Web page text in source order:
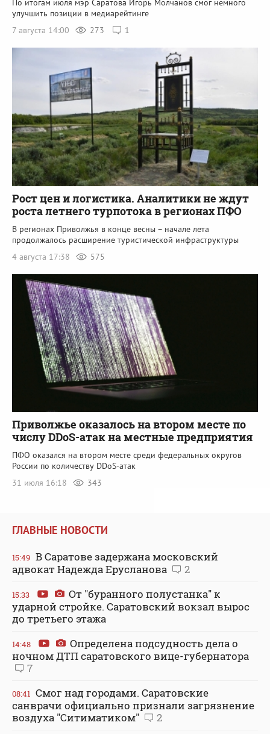
По итогам июля мэр Саратова Игорь Молчанов смог немного
улучшить позиции в медиарейтинге
7 августа 14:00
273 1
Рост цен и логистика. Аналитики не ждут
роста летнего турпотока в регионах ПФО
В регионах Приволжья в конце весны – начале лета
продолжалось расширение туристической инфраструктуры
4 августа 17:38
575
Приволжье оказалось на втором месте по
числу DDoS-атак на местные предприятия
ПФО оказался на втором месте среди федеральных округов
России по количеству DDoS-атак
31 июля 16:18
343
ГЛАВНЫЕ НОВОСТИ
15:49 В Саратове задержана московский
адвокат Надежда Ерусланова
2
15:33
От "буранного полустанка" к
ударной стройке. Саратовский вокзал вырос
до третьего этажа
14:48
Определена подсудность дела о
ночном ДТП саратовского вице-губернатора
7
08:41 Смог над городами. Саратовские
санврачи официально признали загрязнение
воздуха "Ситиматиком"
2